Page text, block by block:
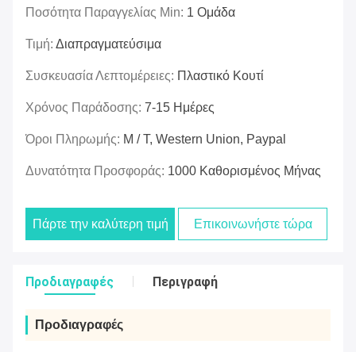
Ποσότητα Παραγγελίας Min: 1 Ομάδα
Τιμή: Διαπραγματεύσιμα
Συσκευασία Λεπτομέρειες: Πλαστικό Κουτί
Χρόνος Παράδοσης: 7-15 Ημέρες
Όροι Πληρωμής: Μ / Τ, Western Union, Paypal
Δυνατότητα Προσφοράς: 1000 Καθορισμένος Μήνας
Πάρτε την καλύτερη τιμή Επικοινωνήστε τώρα
Προδιαγραφές Περιγραφή
Προδιαγραφές